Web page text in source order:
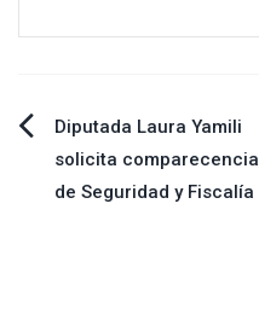
Navegación
de
Diputada Laura Yamili
solicita comparecencia
de Seguridad y Fiscalía